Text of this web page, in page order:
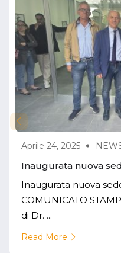
Aprile 24, 2025
Inaugurata nuova
Inaugurata nuova
COMUNICATO
di Dr. ...
Read More